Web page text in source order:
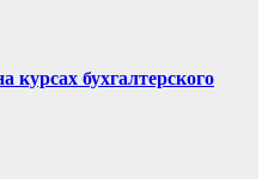
бухгалтерского